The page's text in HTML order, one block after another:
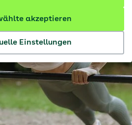
Einstellungen
akzeptieren